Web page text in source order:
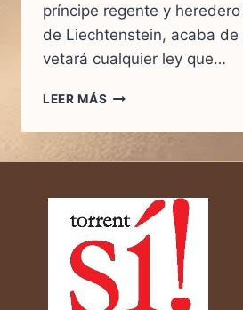
príncipe regente y
de Liechtenstein, acaba de
vetará cualquier ley que…
LEER MÁS
QUE
TRONO
POR
DEFENDER
LA
VIDA